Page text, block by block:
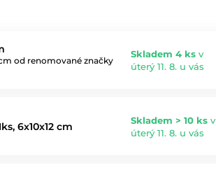
od renomované značky
Skladem 4 ks v
úterý 11. 8. u vás
6x10x12 cm Skladem > 10 ks v
úterý 11. 8. u vás